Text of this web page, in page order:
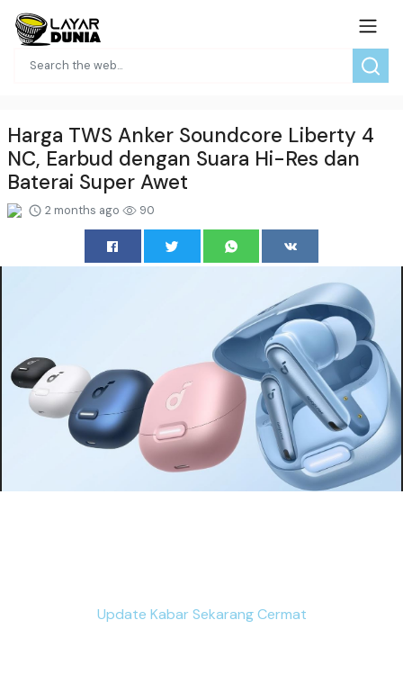
Harga TWS Anker Soundcore Liberty 4
NC, Earbud dengan Suara Hi-Res dan
Baterai Super Awet
2 months ago 90
Update Kabar Sekarang Cermat